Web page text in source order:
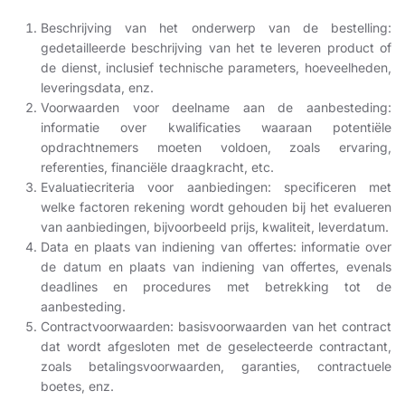
Beschrijving van het onderwerp van de bestelling:
gedetailleerde beschrijving van het te leveren product of
de dienst, inclusief technische parameters, hoeveelheden,
leveringsdata, enz.
Voorwaarden voor deelname aan de aanbesteding:
informatie over kwalificaties waaraan potentiële
opdrachtnemers moeten voldoen, zoals ervaring,
referenties, financiële draagkracht, etc.
Evaluatiecriteria voor aanbiedingen: specificeren met
welke factoren rekening wordt gehouden bij het evalueren
van aanbiedingen, bijvoorbeeld prijs, kwaliteit, leverdatum.
Data en plaats van indiening van offertes: informatie over
de datum en plaats van indiening van offertes, evenals
deadlines en procedures met betrekking tot de
aanbesteding.
Contractvoorwaarden: basisvoorwaarden van het contract
dat wordt afgesloten met de geselecteerde contractant,
zoals betalingsvoorwaarden, garanties, contractuele
boetes, enz.